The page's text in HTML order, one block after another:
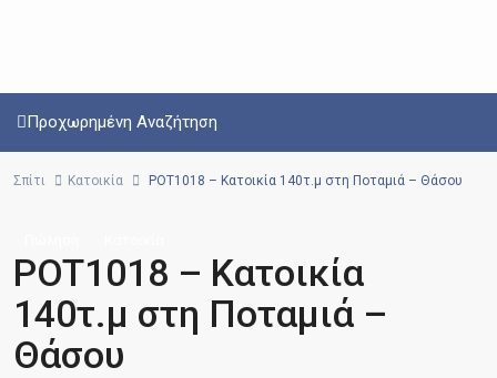
Προχωρημένη Αναζήτηση
Σπίτι Κατοικία POT1018 – Κατοικία 140τ.μ στη Ποταμιά – Θάσου
POT1018 – Κατοικία
140τ.μ στη Ποταμιά –
Θάσου